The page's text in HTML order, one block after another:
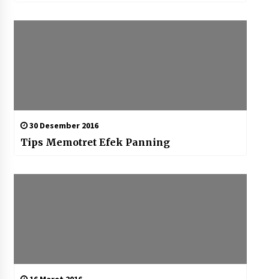
30 Desember 2016
Tips Memotret Efek Panning